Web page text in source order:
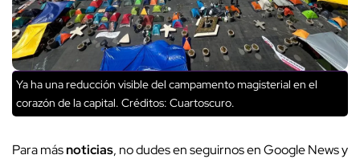
Ya ha una reducción visible del campamento magisterial en el
corazón de la capital. Créditos: Cuartoscuro.
Para másnoticias, no dudes en seguirnos en Google News y